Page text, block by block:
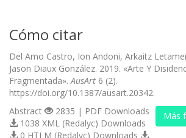
Cómo citar
Del Amo Castro, Ion Andoni, Arkaitz
Jason Diaux González. 2019. «Arte Y
Fragmentada». AusArt 6 (2).
https://doi.org/10.1387/ausart.20342.
Más
Abstract
2835 | PDF Downloads
1038 XML (Redalyc) Downloads
0 HTLM (Redalyc) Downloads